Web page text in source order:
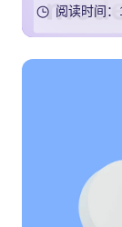
阅读时间